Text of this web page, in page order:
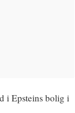
i Epsteins bolig i